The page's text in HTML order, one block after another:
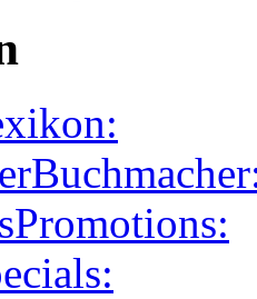
Promotions: